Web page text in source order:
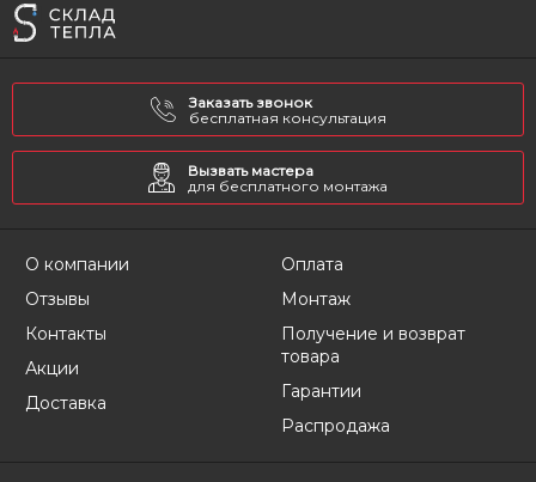
Заказать звонок
бесплатная консультация
Вызвать мастера
для бесплатного монтажа
О компании
Отзывы
Контакты
Акции
Доставка
Оплата
Монтаж
Получение и возврат
товара
Гарантии
Распродажа